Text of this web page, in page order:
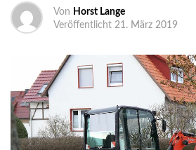
Von Horst Lange
Veröffentlicht 21. März 2019